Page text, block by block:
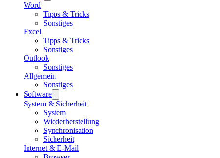
Word
Tipps & Tricks
Sonstiges
Excel
Tipps & Tricks
Sonstiges
Outlook
Sonstiges
Allgemein
Sonstiges
Software
System & Sicherheit
System
Wiederherstellung
Synchronisation
Sicherheit
Internet & E-Mail